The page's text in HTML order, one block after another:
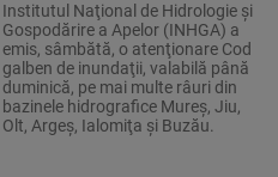
Institutul Naţional de Hidrologie şi
Gospodărire a Apelor (INHGA) a
emis, sâmbătă, o atenţionare Cod
galben de inundaţii, valabilă până
duminică, pe mai multe râuri din
bazinele hidrografice Mureş, Jiu,
Olt, Argeş, Ialomiţa şi Buzău.